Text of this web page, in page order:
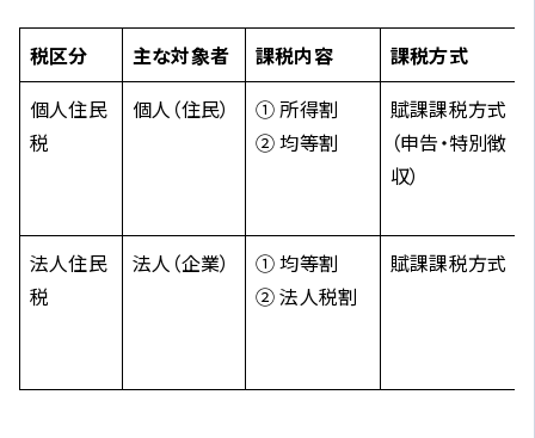
税区分 主な対象者 課税内容
課税方式
個人住民
税
個人（住民）
① 所得割
② 均等割
賦課課税方式
（申告・特別徴
収）
法人住民
税
法人（企業）
① 均等割
② 法人税割
賦課課税方式